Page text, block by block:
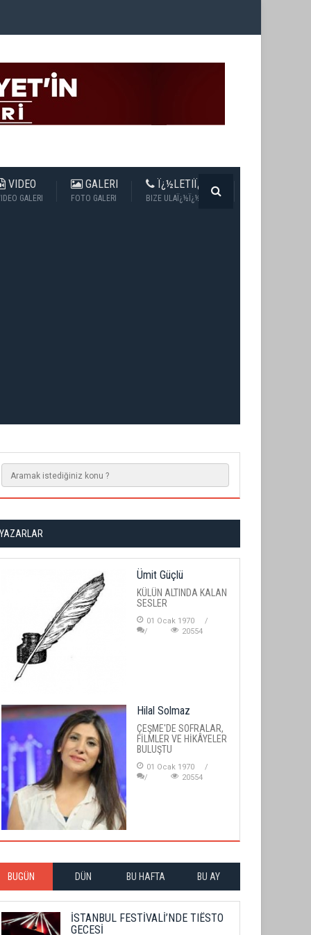
VIDEO
GALERI
GALERI
FOTO GALERI
Ï¿½LETIÏ¿½IM
BIZE ULAÏ¿½Ï¿½N
YAZARLAR
Ümit Güçlü
KÜLÜN ALTINDA KALAN
SESLER
01 Ocak 1970
20554
Hilal Solmaz
ÇEŞME'DE SOFRALAR,
FİLMLER VE HİKÂYELER
BULUŞTU
01 Ocak 1970
20554
BUGÜN DÜN BU HAFTA BU AY
İSTANBUL FESTİVALİ’NDE TIËSTO
GECESİ